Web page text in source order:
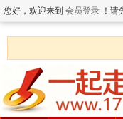
您好，欢迎来到 会员登录 ！请